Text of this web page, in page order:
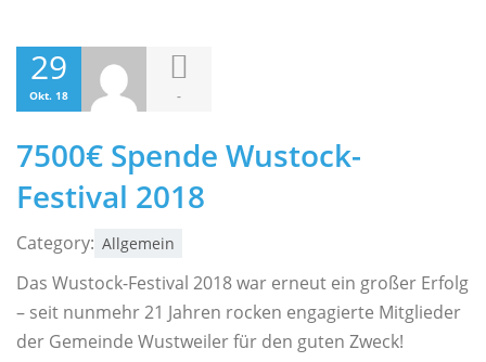
29
Okt. 18 -
7500€ Spende Wustock-
Festival 2018
Category: Allgemein
Das Wustock-Festival 2018 war erneut ein großer Erfolg
– seit nunmehr 21 Jahren rocken engagierte Mitglieder
der Gemeinde Wustweiler für den guten Zweck!